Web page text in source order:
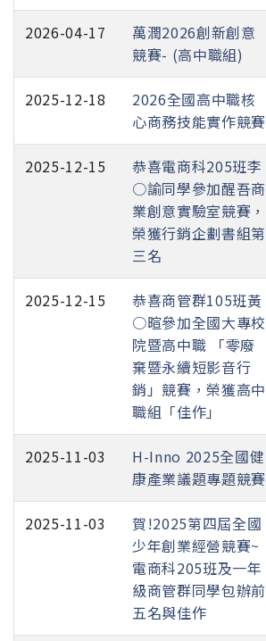
2026-04-17
萬潤2026創新創意
競賽- (高中職組)
2025-12-18
2026全國高中職核
心商務技能實作競賽
2025-12-15
恭喜電商科205班李
○諭同學參加醒吾商
業創意實驗室競賽，
榮獲行銷企劃書組第
三名
2025-12-15
恭喜商管群105班黃
○暄參加全國大專校
院暨高中職 「零廢
棄暨永續短影音行
銷」競賽，榮獲高中
職組「佳作」
2025-11-03
H-Inno 2025全國健
康產業議題專題競賽
2025-11-03
賀!2025第四屆全國
少年創業經營競賽~
電商科205班及一年
級商管群同學包辦前
五名與佳作